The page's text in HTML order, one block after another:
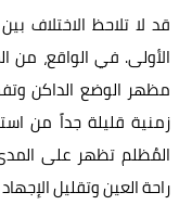
قد لا تلاحظ الاختلاف
الأولى. في الواقع، من
مظهر الوضع الداكن
زمنية قليلة جداً من
المُظلم تظهر على
راحة العين وتقليل